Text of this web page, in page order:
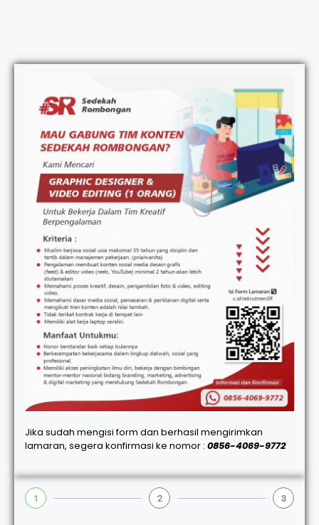
Jika sudah mengisi form dan berhasil mengirimkan
lamaran, segera konfirmasi ke nomor : 0856-4069-9772
1 2 3